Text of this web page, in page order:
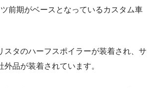
前期がベースとなっているカスタム車
スタのハーフスポイラーが装着され、サ
外品が装着されています。